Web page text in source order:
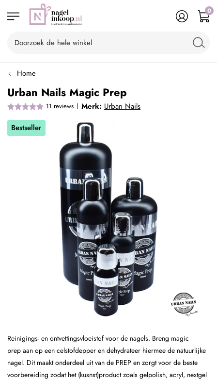
0
Home
Urban Nails Magic Prep
11 reviews Merk: Urban Nails
Bestseller
Reinigings- en ontvettingsvloeistof voor de nagels. Breng magic
prep aan op een celstofdepper en dehydrateer hiermee de natuurlijke
nagel. Dit maakt onderdeel uit van de PREP en zorgt voor de beste
voorbereiding zodat het (kusnst)product zoals gelpolish, acryl, nextgel